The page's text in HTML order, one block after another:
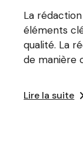
La
éléments
qualité. La
de manière
Lire la suite